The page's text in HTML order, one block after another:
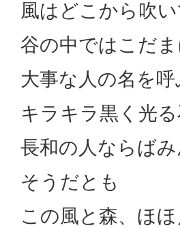
風はどこから吹
谷の中ではこだ
大事な人の名を呼
キラキラ黒く光
長和の人ならば
そうだとも
この風と森、ほ